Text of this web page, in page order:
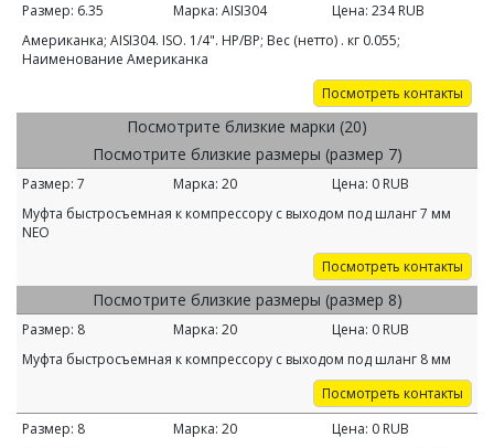
Размер: 6.35 Марка: AISI304 Цена: 234 RUB
Американка; AISI304. ISO. 1/4". НР/ВР; Вес (нетто) . кг 0.055;
Наименование Американка
Посмотреть контакты
Посмотрите близкие марки (20)
Посмотрите близкие размеры (размер 7)
Размер: 7 Марка: 20 Цена: 0 RUB
Муфта быстросъемная к компрессору с выходом под шланг 7 мм
NEO
Посмотреть контакты
Посмотрите близкие размеры (размер 8)
Размер: 8 Марка: 20 Цена: 0 RUB
Муфта быстросъемная к компрессору с выходом под шланг 8 мм
Посмотреть контакты
Размер: 8 Марка: 20 Цена: 0 RUB